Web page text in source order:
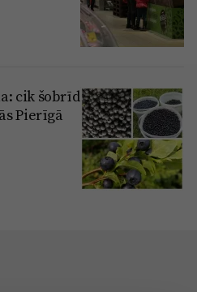
cik šobrīd
Pierīgā